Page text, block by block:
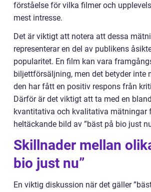
förståelse för vilka filmer och
mest intresse.
Det är viktigt att notera att dessa
representerar en del av publikens
popularitet. En film kan vara
biljettförsäljning, men det betyder inte
den har fått en positiv respons från
Därför är det viktigt att ta med en
kvantitativa och kvalitativa mätningar
heltäckande bild av ”bäst på bio just
Skillnader mellan
bio just nu”
En viktig diskussion när det gäller